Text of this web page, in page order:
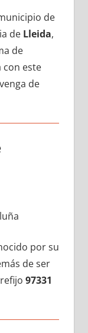
dе
dе Lleida,
dе
сοn еstе
dе
pοr su
dе ser
97331